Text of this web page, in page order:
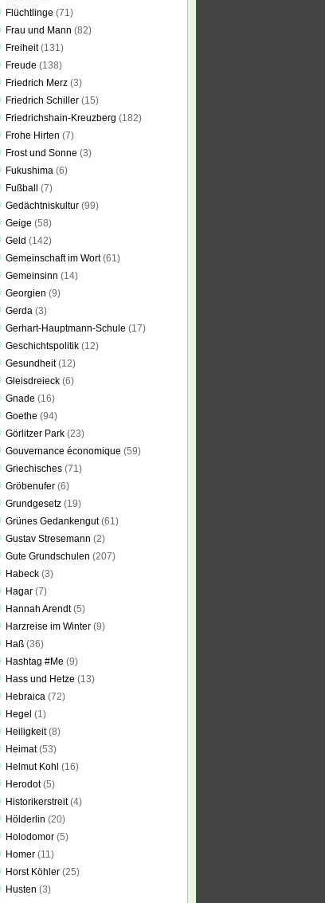
Flüchtlinge (71)
Frau und Mann (82)
Freiheit(131)
Freude (138)
Friedrich Merz (3)
Friedrich Schiller (15)
Friedrichshain-Kreuzberg (182)
Frohe Hirten (7)
Frost und Sonne (3)
Fukushima (6)
Fußball
(7)
Gedächtniskultur (99)
Geige (58)
Geld (142)
Gemeinschaft im Wort(61)
Gemeinsinn (14)
Georgien (9)
Gerda (3)
Gerhart-Hauptmann-Schule (17)
Geschichtspolitik (12)
Gesundheit(12)
Gleisdreieck (6)
Gnade (16)
Goethe (94)
Görlitzer Park (23)
Gouvernance économique (59)
Griechisches (71)
Gröbenufer (6)
Grundgesetz (19)
Grünes Gedankengut(61)
Gustav Stresemann (2)
Gute Grundschulen (207)
Habeck (3)
Hagar (7)
Hannah Arendt(5)
Harzreise im Winter (9)
Haß (36)
Hashtag #Me (9)
Hass und Hetze (13)
Hebraica (72)
Hegel (1)
Heiligkeit(8)
Heimat(53)
Helmut Kohl (16)
Herodot(5)
Historikerstreit(4)
Hölderlin (20)
Holodomor (5)
Homer (11)
Horst Köhler (25)
Husten (3)